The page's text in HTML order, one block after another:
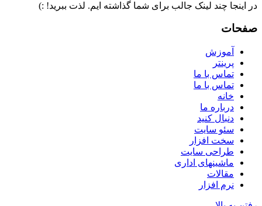
در اینجا چند لینک جالب برای شما گذاشته ایم. لذت ببرید! :)
صفحات
آموزش
پرینتر
تماس با ما
تماس با ما
خانه
درباره ما
دنبال کنید
سئو سایت
سخت افزار
طراحی سایت
ماشینهای اداری
مقالات
نرم افزار